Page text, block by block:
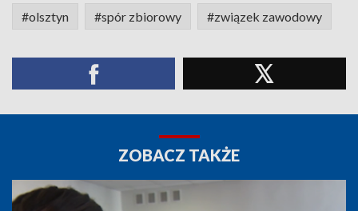
#olsztyn #spór zbiorowy #związek zawodowy
ZOBACZ TAKŻE